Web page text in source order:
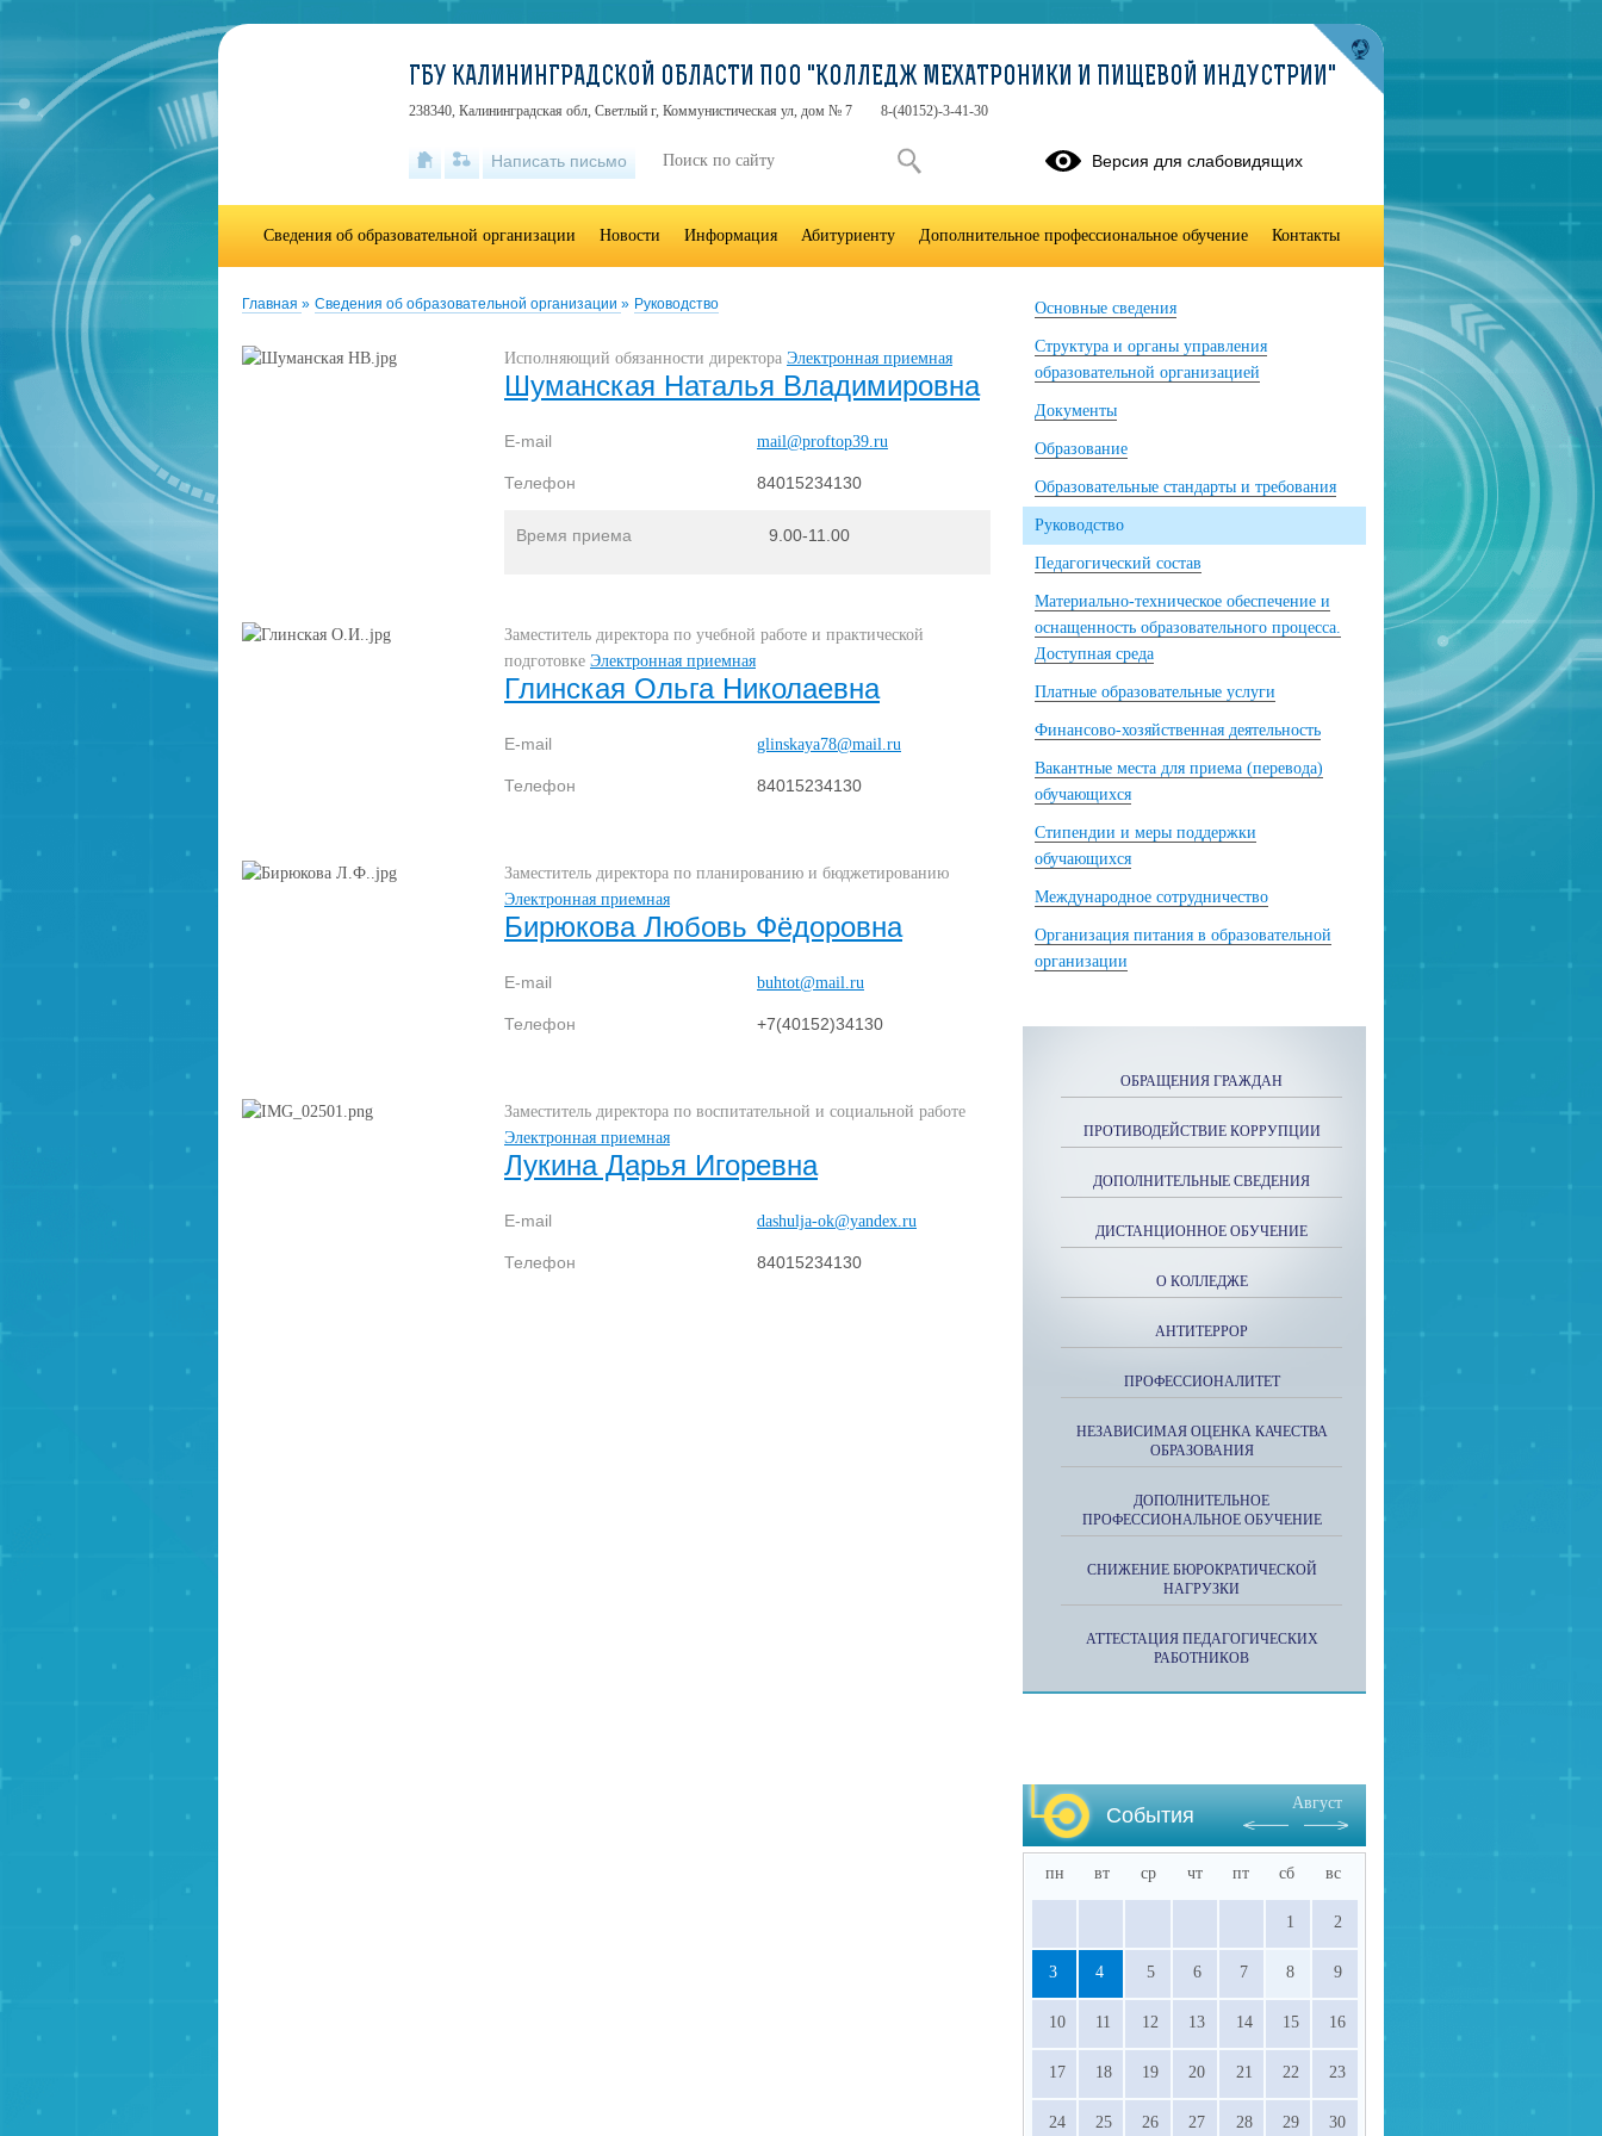
Главная » Сведения об образовательной организации » Руководство
Исполняющий обязанности директора Электронная приемная
Шуманская Наталья Владимировна
E-mail mail@proftop39.ru
Телефон 84015234130
Время приема 9.00-11.00
Заместитель директора по учебной работе и практической
подготовке Электронная приемная
Глинская Ольга Николаевна
E-mail glinskaya78@mail.ru
Телефон 84015234130
Заместитель директора по планированию и бюджетированию
Электронная приемная
Бирюкова Любовь Фёдоровна
E-mail buhtot@mail.ru
Телефон +7(40152)34130
Заместитель директора по воспитательной и социальной работе
Электронная приемная
Лукина Дарья Игоревна
E-mail dashulja-ok@yandex.ru
Телефон 84015234130
Основные сведения
Структура и органы управления
образовательной организацией
Документы
Образование
Образовательные стандарты и требования
Руководство
Педагогический состав
Материально-техническое обеспечение и
оснащенность образовательного процесса.
Доступная среда
Платные образовательные услуги
Финансово-хозяйственная деятельность
Вакантные места для приема (перевода)
обучающихся
Стипендии и меры поддержки
обучающихся
Международное сотрудничество
Организация питания в образовательной
организации
ОБРАЩЕНИЯ ГРАЖДАН
ПРОТИВОДЕЙСТВИЕ КОРРУПЦИИ
ДОПОЛНИТЕЛЬНЫЕ СВЕДЕНИЯ
ДИСТАНЦИОННОЕ ОБУЧЕНИЕ
О КОЛЛЕДЖЕ
АНТИТЕРРОР
ПРОФЕССИОНАЛИТЕТ
НЕЗАВИСИМАЯ ОЦЕНКА КАЧЕСТВА
ОБРАЗОВАНИЯ
ДОПОЛНИТЕЛЬНОЕ
ПРОФЕССИОНАЛЬНОЕ ОБУЧЕНИЕ
СНИЖЕНИЕ БЮРОКРАТИЧЕСКОЙ
НАГРУЗКИ
АТТЕСТАЦИЯ ПЕДАГОГИЧЕСКИХ
РАБОТНИКОВ
События
Август
пн вт ср чт пт сб вс
1 2
3 4 5 6 7 8 9
10 11 12 13 14 15 16
17 18 19 20 21 22 23
24 25 26 27 28 29 30
ГБУ КАЛИНИНГРАДСКОЙ ОБЛАСТИ ПОО "КОЛЛЕДЖ МЕХАТРОНИКИ И ПИЩЕВОЙ ИНДУСТРИИ"
238340, Калининградская обл, Светлый г, Коммунистическая ул, дом № 7 8-(40152)-3-41-30
Написать письмо Версия для слабовидящих
Сведения об образовательной организации Новости Информация Абитуриенту Дополнительное профессиональное обучение Контакты